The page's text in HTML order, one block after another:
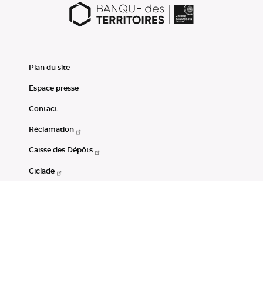
Plan du site
Espace presse
Contact
Réclamation
Caisse des Dépôts
Ciclade